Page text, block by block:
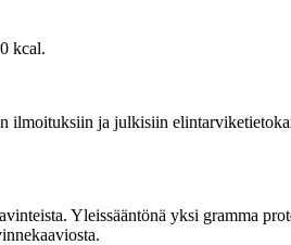
kcal.
ilmoituksiin ja julkisiin
Yleissääntönä yksi gramma